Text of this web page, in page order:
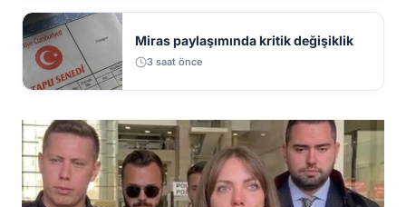
Miras paylaşımında kritik değişiklik
3 saat önce